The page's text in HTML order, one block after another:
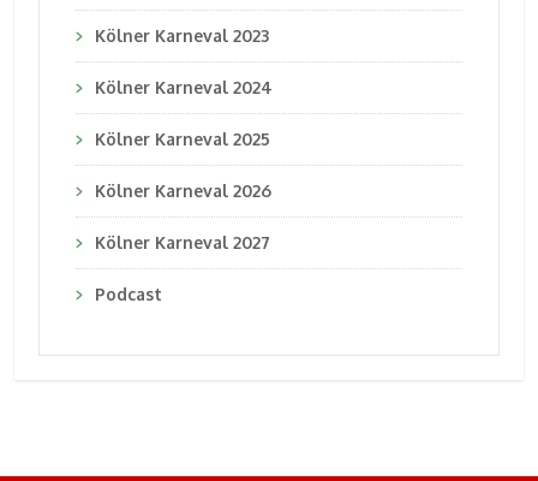
Kölner Karneval 2023
Kölner Karneval 2024
Kölner Karneval 2025
Kölner Karneval 2026
Kölner Karneval 2027
Podcast